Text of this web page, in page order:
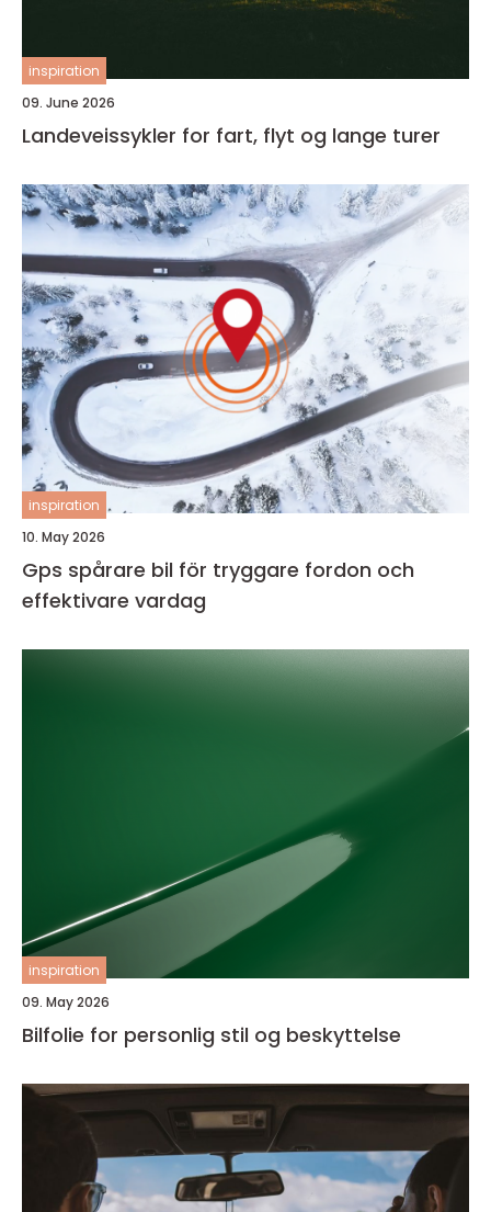
inspiration
09. June 2026
Landeveissykler for fart, flyt og lange turer
inspiration
10. May 2026
Gps spårare bil för tryggare fordon och
effektivare vardag
inspiration
09. May 2026
Bilfolie for personlig stil og beskyttelse